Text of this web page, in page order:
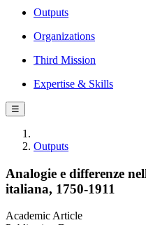
Outputs
Organizations
Third Mission
Expertise & Skills
☰
Outputs
Analogie e differenze
italiana, 1750-1911
Academic Article